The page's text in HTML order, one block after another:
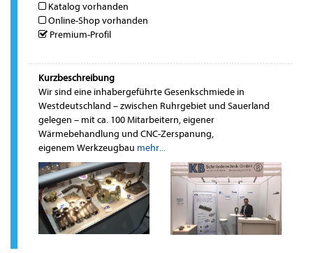
Katalog vorhanden
Online-Shop vorhanden
Premium-Profil
Kurzbeschreibung
Wir sind eine inhabergeführte Gesenkschmiede in
Westdeutschland – zwischen Ruhrgebiet und Sauerland
gelegen – mit ca. 100 Mitarbeitern, eigener
Wärmebehandlung und CNC-Zerspanung,
eigenem Werkzeugbau mehr...